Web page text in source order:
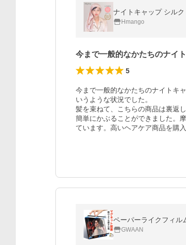
ナイトキャップ シル
Hmango
今まで一般的なかたちのナイ
5
今まで一般的なかたちのナイトキ
いうような状況でした。
髪を束ねて、こちらの商品は裏返
簡単にかぶることができました。
GWAAN